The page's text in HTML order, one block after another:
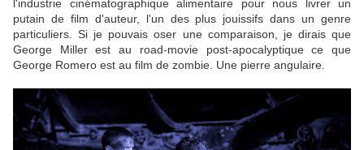
l'industrie cinématographique alimentaire pour nous livrer un
putain de film d'auteur, l'un des plus jouissifs dans un genre
particuliers. Si je pouvais oser une comparaison, je dirais que
George Miller est au road-movie post-apocalyptique ce que
George Romero est au film de zombie. Une pierre angulaire.